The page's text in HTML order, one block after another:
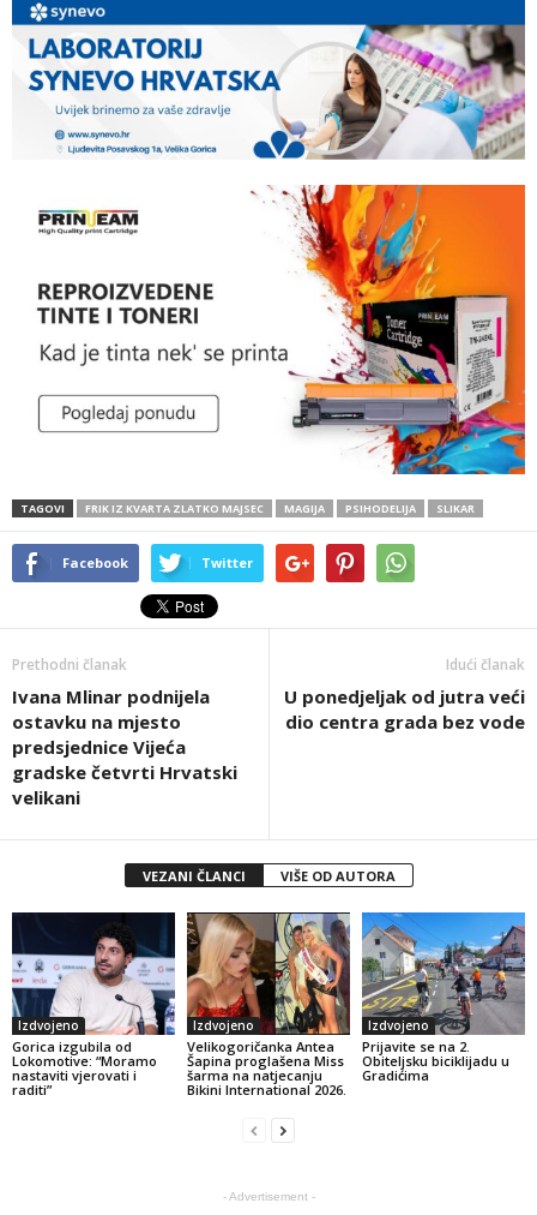
TAGOVI FRIK IZ KVARTA ZLATKO MAJSEC MAGIJA PSIHODELIJA SLIKAR
Facebook Twitter
Prethodni članak
Ivana Mlinar podnijela
ostavku na mjesto
predsjednice Vijeća
gradske četvrti Hrvatski
velikani
Idući članak
U ponedjeljak od jutra veći
dio centra grada bez vode
VEZANI ČLANCI VIŠE OD AUTORA
Izdvojeno
Gorica izgubila od
Lokomotive: “Moramo
nastaviti vjerovati i
raditi”
Izdvojeno
Velikogoričanka Antea
Šapina proglašena Miss
šarma na natjecanju
Bikini International 2026.
Izdvojeno
Prijavite se na 2.
Obiteljsku biciklijadu u
Gradićima
- Advertisement -